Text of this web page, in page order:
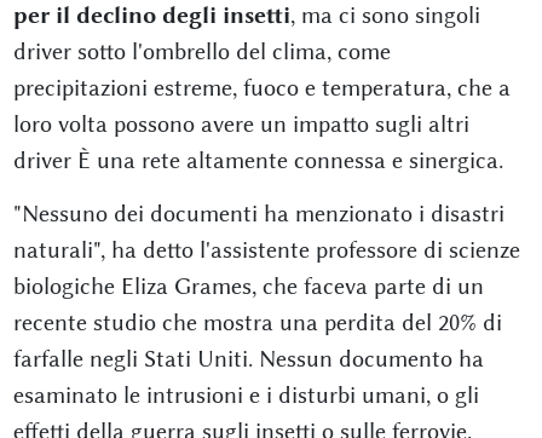
per il declino degli insetti, ma ci sono singoli
driver sotto l'ombrello del clima, come
precipitazioni estreme, fuoco e temperatura, che a
loro volta possono avere un impatto sugli altri
driver È una rete altamente connessa e sinergica.
"Nessuno dei documenti ha menzionato i disastri
naturali", ha detto l'assistente professore di scienze
biologiche Eliza Grames, che faceva parte di un
recente studio che mostra una perdita del 20% di
farfalle negli Stati Uniti. Nessun documento ha
esaminato le intrusioni e i disturbi umani, o gli
effetti della guerra sugli insetti o sulle ferrovie.